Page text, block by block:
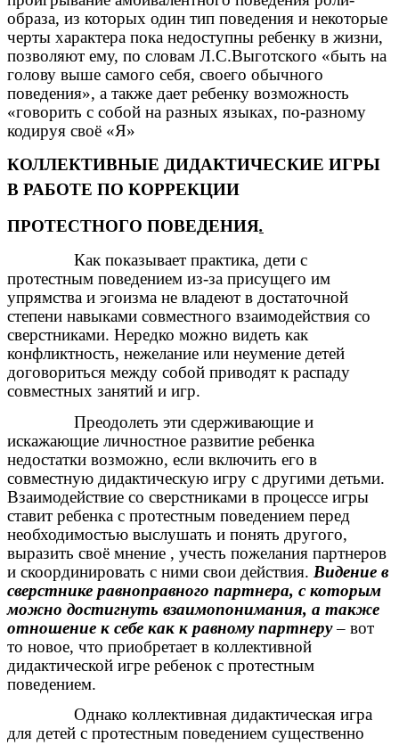
образа, из которых один тип поведения и некоторые
черты характера пока недоступны ребенку в жизни,
позволяют ему, по словам Л.С.Выготского «быть на
голову выше самого себя, своего обычного
поведения», а также дает ребенку возможность
«говорить с собой на разных языках, по-разному
кодируя своё «Я»
КОЛЛЕКТИВНЫЕ ДИДАКТИЧЕСКИЕ ИГРЫ
В РАБОТЕ ПО КОРРЕКЦИИ
ПРОТЕСТНОГО ПОВЕДЕНИЯ.
Как показывает практика, дети с
протестным поведением из-за присущего им
упрямства и эгоизма не владеют в достаточной
степени навыками совместного взаимодействия со
сверстниками. Нередко можно видеть как
конфликтность, нежелание или неумение детей
договориться между собой приводят к распаду
совместных занятий и игр.
Преодолеть эти сдерживающие и
искажающие личностное развитие ребенка
недостатки возможно, если включить его в
совместную дидактическую игру с другими детьми.
Взаимодействие со сверстниками в процессе игры
ставит ребенка с протестным поведением перед
необходимостью выслушать и понять другого,
выразить своё мнение , учесть пожелания партнеров
и скоординировать с ними свои действия. Видение в
сверстнике равноправного партнера, с которым
можно достигнуть взаимопонимания, а также
отношение к себе как к равному партнеру– вот
то новое, что приобретает в коллективной
дидактической игре ребенок с протестным
поведением.
Однако коллективная дидактическая игра
для детей с протестным поведением существенно